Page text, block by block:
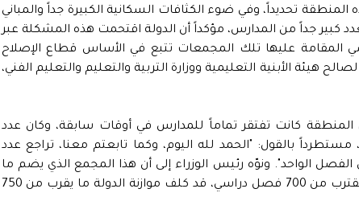
المنطقة تحديداً، وفي ضوء الكثافات السكانية الكبيرة جداً والمباني
كبير جداً من المدارس، مؤكداً أن الدولة اقتحمت هذه المشكلة عبر
المقامة عليها تلك المجمعات تتبع في الأساس قطاع الإصلاح
هيئة الأبنية التعليمية ووزارة التربية والتعليم والتعليم الفني،
كانت تفتقر تماماً للمدارس في أوقات سابقة، وكان عدد
الفصول يتجاوز حاجز الـ 100 طالب، مستطرداً بالقول: "الحمد لله اليوم، وكما تابعتم معنا، تراجع عدد
40 إلى 42 طالباً فقط في الفصل الواحد". ونوّه رئيس الوزراء إلى أن هذا المجمع الذي يضم ما
بين 16 إلى 17 مدرسة، بإجمالي طاقة استيعابية تقترب من 700 فصل دراسي، قد كلف موازنة الدولة ما يقرب من 750